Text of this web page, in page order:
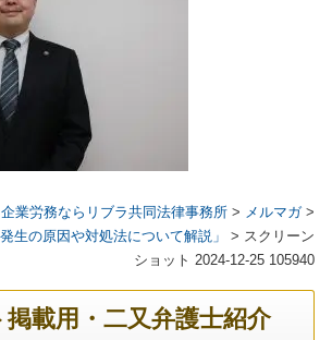
業労務ならリブラ共同法律事務所 > メルマガ>
生の原因や対処法について解説」
> スクリーン
ショット 2024-12-25 105940
載用・二又弁護士紹介